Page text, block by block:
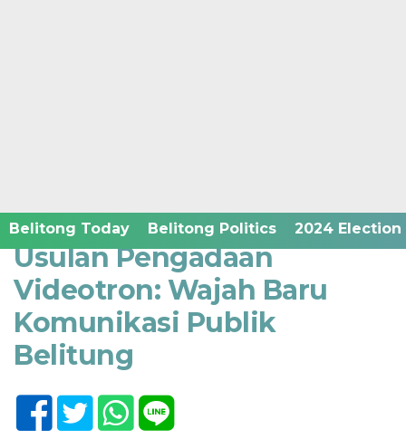
Belitong Today Belitong Politics 2024 Election
Selasa, 14 Oktober 2025 - 12:19 WIB
Usulan Pengadaan
Videotron: Wajah Baru
Komunikasi Publik
Belitung